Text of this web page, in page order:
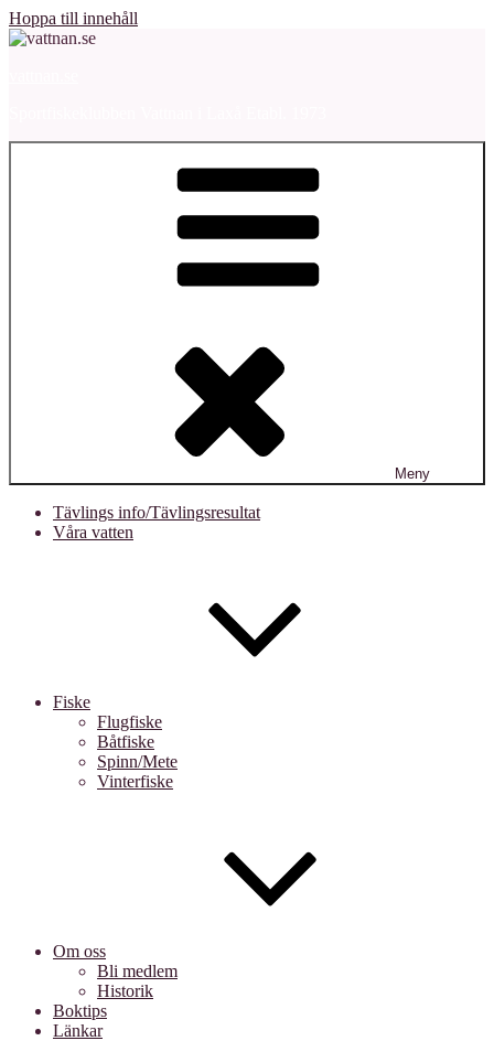
Hoppa till innehåll
Meny
Tävlings info/Tävlingsresultat
Våra vatten
Fiske
Flugfiske
Båtfiske
Spinn/Mete
Vinterfiske
Om oss
Bli medlem
Historik
Boktips
Länkar